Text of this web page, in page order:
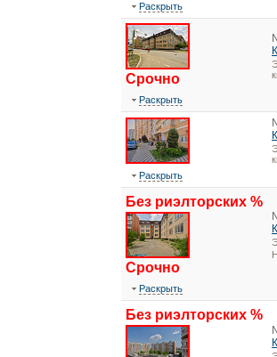
Раскрыть
Срочно
Раскрыть
Раскрыть
Без риэлторских %
Срочно
Раскрыть
Без риэлторских %